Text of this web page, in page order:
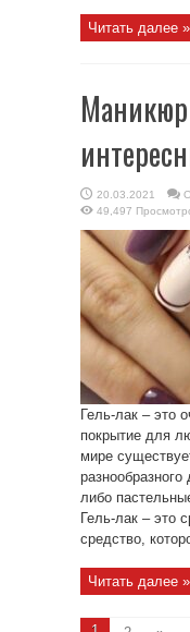
Читать далее »
20.03.2021
49,497
Гель-лак – это
покрытие для
мире
либо
Гель-лак – это
средство,
Читать далее »